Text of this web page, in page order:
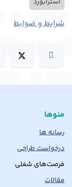
شرایط و ضوابط
منوها
رسانه ها
درخواست طراحی
فرصت‌های شغلی
مقالات